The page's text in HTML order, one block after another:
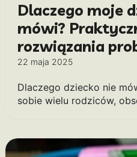
Dlaczego moje
mówi?
rozwiązania
22 maja 2025
Dlaczego dziecko nie
sobie wielu rodziców,